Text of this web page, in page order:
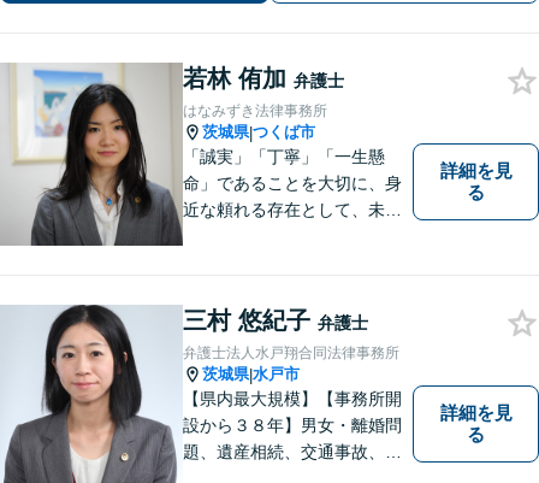
若林 侑加 弁護士
はなみずき法律事務所
茨城県|つくば市
「誠実」「丁寧」「一生懸
命」であることを大切に、身
近な頼れる存在として、未来
詳細を見
る
三村 悠紀子 弁護士
弁護士法人水戸翔合同法律事務所
茨城県|水戸市
【県内最大規模】【事務所開
設から３８年】男女・離婚問
題、遺産相続、交通事故、労
詳細を見
る